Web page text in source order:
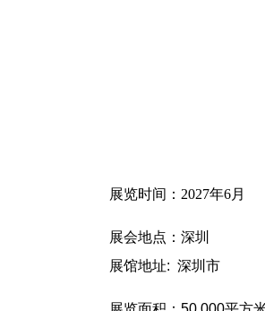
展览时间： 2027年6月
展会地点：深圳
展馆地址: 深圳市